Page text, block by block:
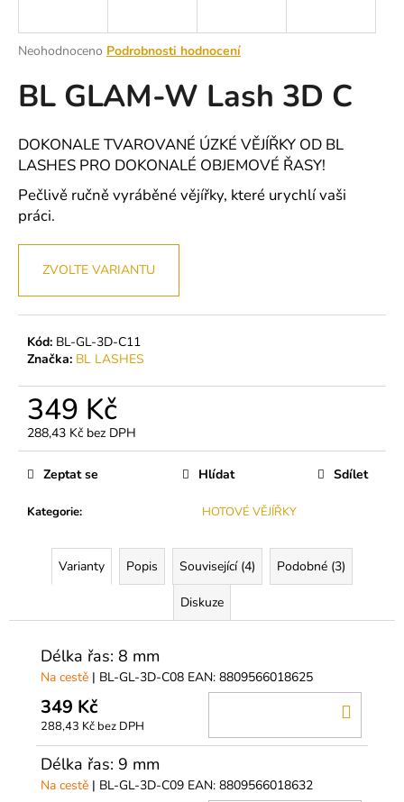
Průměrné
produktu
je
z
5
hvězdiček.
Neohodnoceno Podrobnosti hodnocení
BL GLAM-W Lash 3D C
DOKONALE TVAROVANÉ ÚZKÉ VĚJÍŘKY OD BL
LASHES PRO DOKONALÉ OBJEMOVÉ ŘASY!
Pečlivě ručně vyráběné vějířky, které urychlí vaši
práci.
ZVOLTE VARIANTU
Kód: BL-GL-3D-C11
Značka: BL LASHES
349 Kč
288,43 Kč bez DPH
Měrná
cena:
Kategorie: HOTOVÉ VĚJÍŘKY
Zeptat se Hlídat Sdílet
Varianty Popis Související (4) Podobné (3)
Diskuze
Délka řas: 8 mm
Na cestě | BL-GL-3D-C08 EAN: 8809566018625
349 Kč
288,43 Kč bez DPH
Délka řas: 9 mm
Na cestě | BL-GL-3D-C09 EAN: 8809566018632
j
t
HLEDAT
o
u
u
j
m